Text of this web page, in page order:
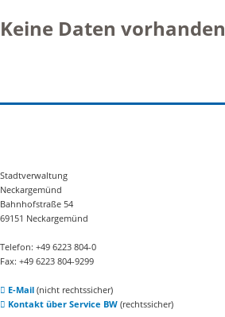
Keine Daten vorhanden
Stadtverwaltung
Neckargemünd
Bahnhofstraße 54
69151 Neckargemünd
Telefon: +49 6223 804-0
Fax: +49 6223 804-9299
E-Mail(nicht rechtssicher)
Kontakt über Service BW(rechtssicher)